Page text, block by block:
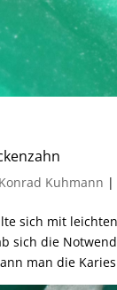
Kuhmann |
sich mit
sich die
man die